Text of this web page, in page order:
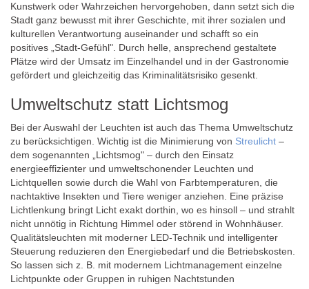
Kunstwerk oder Wahrzeichen hervorgehoben, dann setzt sich die
Stadt ganz bewusst mit ihrer Geschichte, mit ihrer sozialen und
kulturellen Verantwortung auseinander und schafft so ein
positives „Stadt-Gefühl". Durch helle, ansprechend gestaltete
Plätze wird der Umsatz im Einzelhandel und in der Gastronomie
gefördert und gleichzeitig das Kriminalitätsrisiko gesenkt.
Umweltschutz statt Lichtsmog
Bei der Auswahl der Leuchten ist auch das Thema Umweltschutz
zu berücksichtigen. Wichtig ist die Minimierung von Streulicht –
dem sogenannten „Lichtsmog" – durch den Einsatz
energieeffizienter und umweltschonender Leuchten und
Lichtquellen sowie durch die Wahl von Farbtemperaturen, die
nachtaktive Insekten und Tiere weniger anziehen. Eine präzise
Lichtlenkung bringt Licht exakt dorthin, wo es hinsoll – und strahlt
nicht unnötig in Richtung Himmel oder störend in Wohnhäuser.
Qualitätsleuchten mit moderner LED-Technik und intelligenter
Steuerung reduzieren den Energiebedarf und die Betriebskosten.
So lassen sich z. B. mit modernem Lichtmanagement einzelne
Lichtpunkte oder Gruppen in ruhigen Nachtstunden